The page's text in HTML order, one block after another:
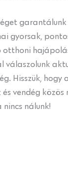
gyorsak,
Hisszük,
vendég
nálunk!